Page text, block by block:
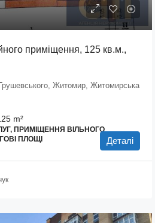
приміщення, 125 кв.м.,
Житомир, Житомирська
m²
ПРИМІЩЕННЯ ВІЛЬНОГО
ПЛОЩІ
Деталі